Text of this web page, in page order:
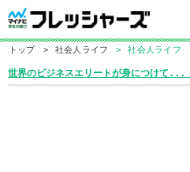
トップ > 社会人ライフ > 社会人ライフ
世界のビジネスエリートが身につけて...